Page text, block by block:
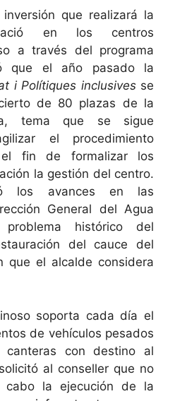
que realizará la
en los centros
a través del programa
que el año pasado la
i Polítiques inclusivesse
de 80 plazas de la
tema que se sigue
el procedimiento
el fin de formalizar los
la gestión del centro.
los avances en las
General del Agua
histórico del
del cauce del
que el alcalde considera
soporta cada día el
de vehículos pesados
canteras con destino al
al conseller que no
la ejecución de la